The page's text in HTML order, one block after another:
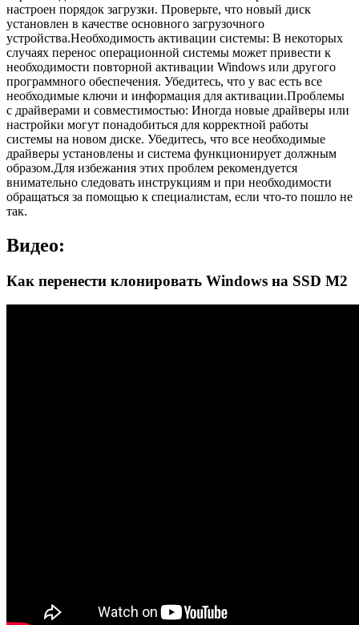
настроен порядок загрузки. Проверьте, что новый диск
установлен в качестве основного загрузочного
устройства.Необходимость активации системы: В некоторых
случаях перенос операционной системы может привести к
необходимости повторной активации Windows или другого
программного обеспечения. Убедитесь, что у вас есть все
необходимые ключи и информация для активации.Проблемы
с драйверами и совместимостью: Иногда новые драйверы или
настройки могут понадобиться для корректной работы
системы на новом диске. Убедитесь, что все необходимые
драйверы установлены и система функционирует должным
образом.Для избежания этих проблем рекомендуется
внимательно следовать инструкциям и при необходимости
обращаться за помощью к специалистам, если что-то пошло не
так.
Видео:
Как перенести клонировать Windows на SSD M2